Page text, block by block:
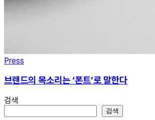
Press
브랜드의 목소리는 ‘폰트’로 말한다
검색
검색